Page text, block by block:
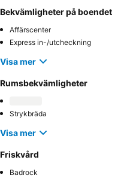
Bekvämligheter på boendet
Affärscenter
Express in-/utcheckning
Visa mer
Rumsbekvämligheter
Strykbräda
Visa mer
Friskvård
Badrock